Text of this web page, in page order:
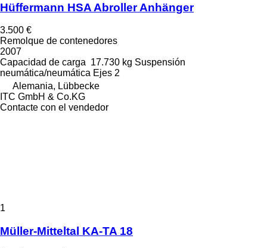
Hüffermann HSA Abroller Anhänger
3.500 €
Remolque de contenedores
2007
Capacidad de carga 17.730 kg Suspensión
neumática/neumática Ejes 2
Alemania, Lübbecke
ITC GmbH & Co.KG
Contacte con el vendedor
1
Müller-Mitteltal KA-TA 18